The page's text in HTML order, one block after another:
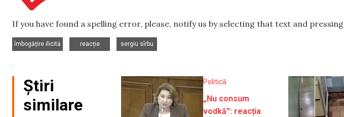
If you have found a spelling error, please, notify us by selecting that text and pressing
îmbogățire ilicită
reacție
sergiu sîrbu
Știri
similare
Politică
„Nu consum
vodkă”: reacția